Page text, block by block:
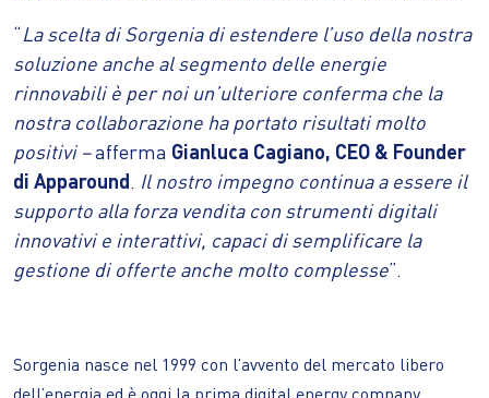
“La scelta di Sorgenia di estendere l’uso della nostra
soluzione anche al segmento delle energie
rinnovabili è per noi un’ulteriore conferma che la
nostra collaborazione ha portato risultati molto
positivi –afferma Gianluca Cagiano, CEO & Founder
di Apparound. Il nostro impegno continua a essere il
supporto alla forza vendita con strumenti digitali
innovativi e interattivi, capaci di semplificare la
gestione di offerte anche molto complesse”.
Sorgenia nasce nel 1999 con l’avvento del mercato libero
dell’energia ed è oggi la prima digital energy company